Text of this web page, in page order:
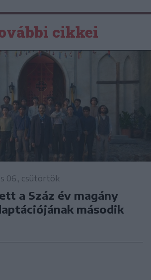
cikkei
06., csütörtök
a Száz év magány
második